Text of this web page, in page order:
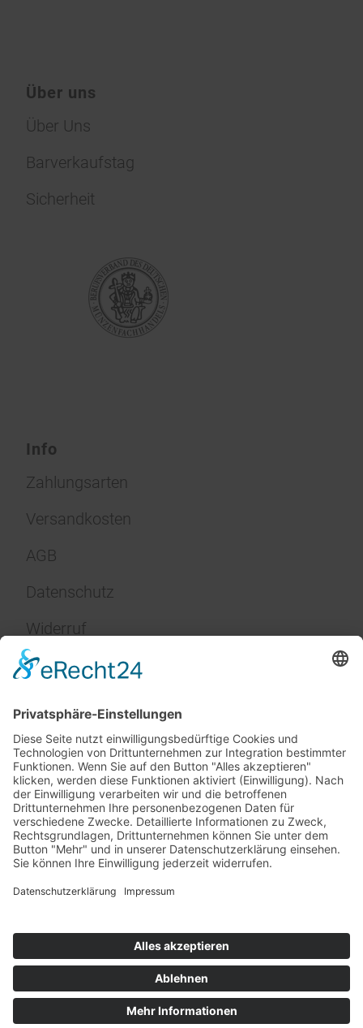
Über uns
Über Uns
Barverkaufstag
Sicherheit
Info
Zahlungsarten
Versandkosten
AGB
Datenschutz
Widerruf
Impressum
Service
FAQ
Zahlungsarten